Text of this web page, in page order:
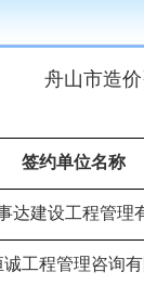
舟山市造
签约单位名称
达建设工程管理
工程管理咨询有